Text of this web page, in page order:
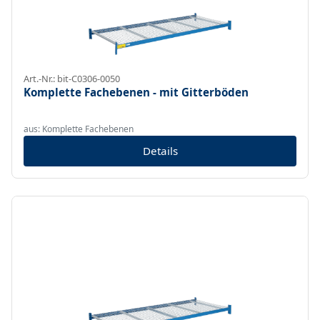
Art.-Nr.: bit-C0306-0050
Komplette Fachebenen - mit Gitterböden
aus: Komplette Fachebenen
Details